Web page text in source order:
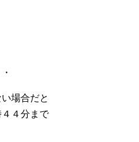
場合だと
４分まで